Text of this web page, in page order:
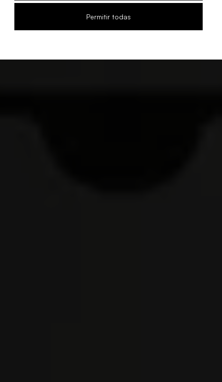
Permitir todas